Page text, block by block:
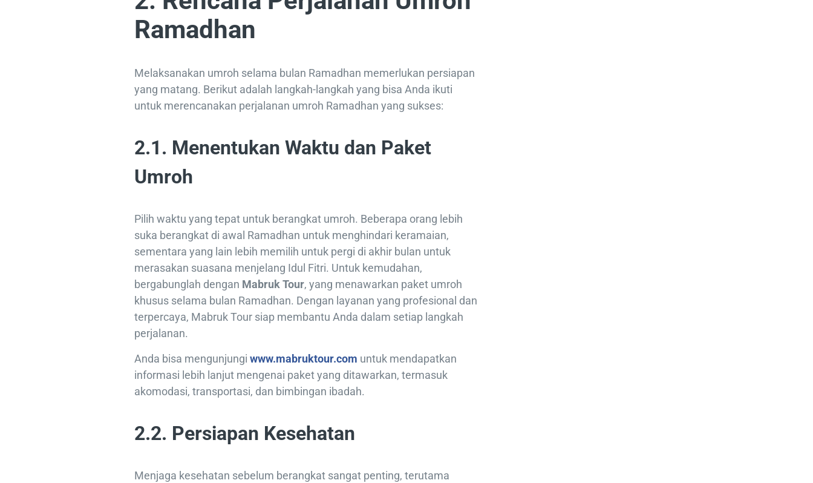
Ramadhan
Melaksanakan umroh selama bulan Ramadhan memerlukan persiapan
yang matang. Berikut adalah langkah-langkah yang bisa Anda ikuti
untuk merencanakan perjalanan umroh Ramadhan yang sukses:
2.1. Menentukan Waktu dan Paket
Umroh
Pilih waktu yang tepat untuk berangkat umroh. Beberapa orang lebih
suka berangkat di awal Ramadhan untuk menghindari keramaian,
sementara yang lain lebih memilih untuk pergi di akhir bulan untuk
merasakan suasana menjelang Idul Fitri. Untuk kemudahan,
bergabunglah dengan Mabruk Tour, yang menawarkan paket umroh
khusus selama bulan Ramadhan. Dengan layanan yang profesional dan
terpercaya, Mabruk Tour siap membantu Anda dalam setiap langkah
perjalanan.
Anda bisa mengunjungi www.mabruktour.com untuk mendapatkan
informasi lebih lanjut mengenai paket yang ditawarkan, termasuk
akomodasi, transportasi, dan bimbingan ibadah.
2.2. Persiapan Kesehatan
Menjaga kesehatan sebelum berangkat sangat penting, terutama